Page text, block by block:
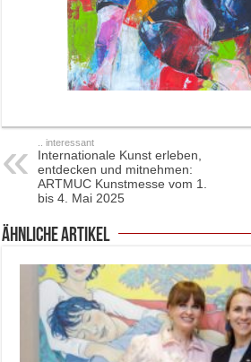
.. interessant
Internationale Kunst erleben,
entdecken und mitnehmen:
ARTMUC Kunstmesse vom 1.
bis 4. Mai 2025
ähnliche Artikel